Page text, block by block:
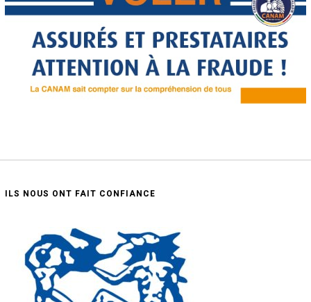
ILS NOUS ONT FAIT CONFIANCE